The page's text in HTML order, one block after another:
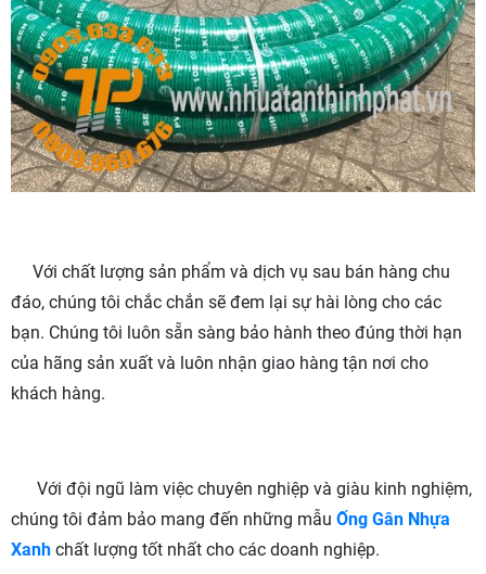
Với chất lượng sản phẩm và dịch vụ sau bán hàng chu
đáo, chúng tôi chắc chắn sẽ đem lại sự hài lòng cho các
bạn. Chúng tôi luôn sẵn sàng bảo hành theo đúng thời hạn
của hãng sản xuất và luôn nhận giao hàng tận nơi cho
khách hàng.
Với đội ngũ làm việc chuyên nghiệp và giàu kinh nghiệm,
chúng tôi đảm bảo mang đến những mẫu Ống Gân Nhựa
Xanh chất lượng tốt nhất cho các doanh nghiệp.